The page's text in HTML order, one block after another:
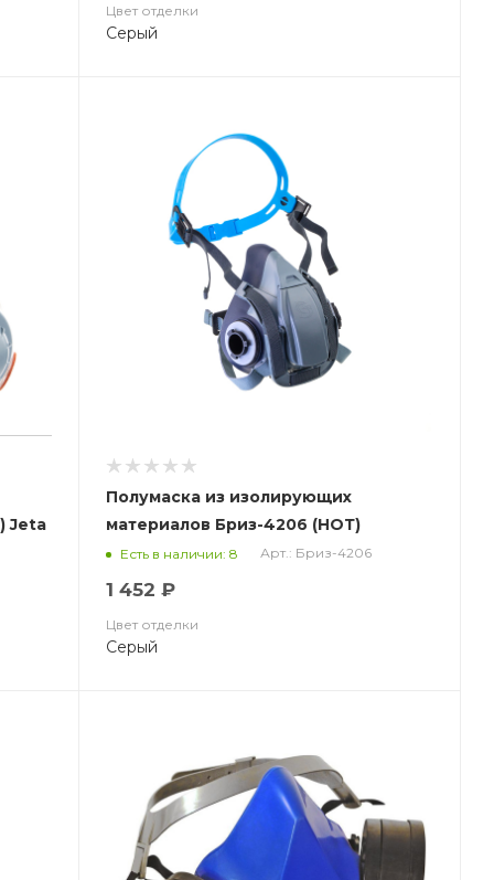
Цвет отделки
Серый
Jeta
Полумаска из изолирующих
материалов Бриз-4206 (НОТ)
Есть в наличии: 8 Арт.: Бриз-4206
1 452 ₽
Цвет отделки
Серый